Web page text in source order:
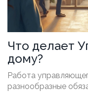
Что делает
дому?
Работа
разнообразные